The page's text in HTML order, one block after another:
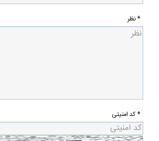
* نظر
* کد امنیتی